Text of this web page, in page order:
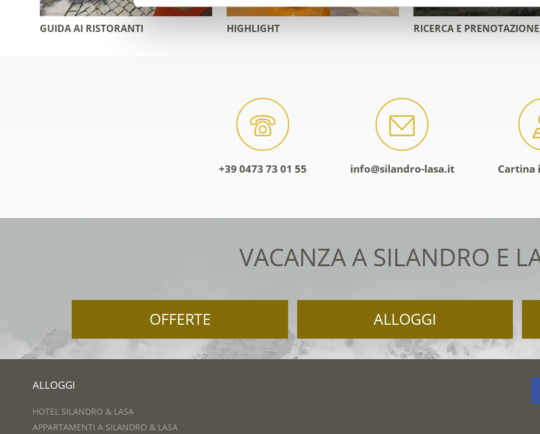
GUIDA AI RISTORANTI HIGHLIGHT RICERCA E
+39 0473 73 01 55 info@silandro-lasa.it Cartina
VACANZA A SILANDRO E
OFFERTE ALLOGGI
ALLOGGI
HOTEL SILANDRO & LASA
APPARTAMENTI A SILANDRO & LASA